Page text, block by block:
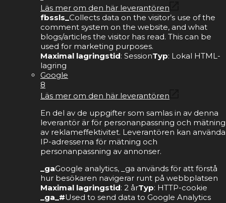
Läs mer om den här leverantören
fbssls_ Collects data on the visitor’s use of the
comment system on the website, and what
blogs/articles the visitor has read. This can be
used for marketing purposes.
Maximal lagringstid: SessionTyp: Lokal HTML-
lagring
Google
8
Läs mer om den här leverantören
En del av de uppgifter som samlas in av denna
leverantör är för personanpassning och mätning
av reklameffektivitet. Leverantören kan använda
IP-adresserna för mätning och
personanpassning av annonser.
_gaGoogle analytics, _ga används för att förstå
hur besökaren navigerar runt på webbplatsen
Maximal lagringstid: 2 årTyp: HTTP-cookie
_ga_#Used to send data to Google Analytics